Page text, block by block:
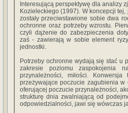
Interesującą perspektywę dla analizy
Kozieleckiego (1997). W koncepcji
zostały przeciwstawione sobie dwa
ochronne oraz potrzeby wzrostu.
czyli dążenie do zabezpieczenia
zaś - zawierają w sobie element
jednostki.
Potrzeby ochronne wydają się stać u
zakresie poziomu zaspokojenia
przynależności, miłości.
przeżywające poczucie zagubienia w
oferującej poczucie przynależności,
strukturę dnia zwalniającą od
odpowiedzialności, jawi się wówczas